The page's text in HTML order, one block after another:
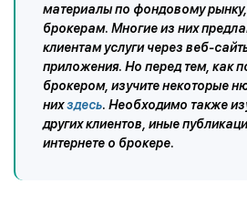
материалы по фондовому рынку,
брокерам. Многие из них
клиентам услуги через веб-
приложения. Но перед тем, как
брокером, изучите некоторые
нихздесь. Необходимо также
других клиентов, иные
интернете о брокере.